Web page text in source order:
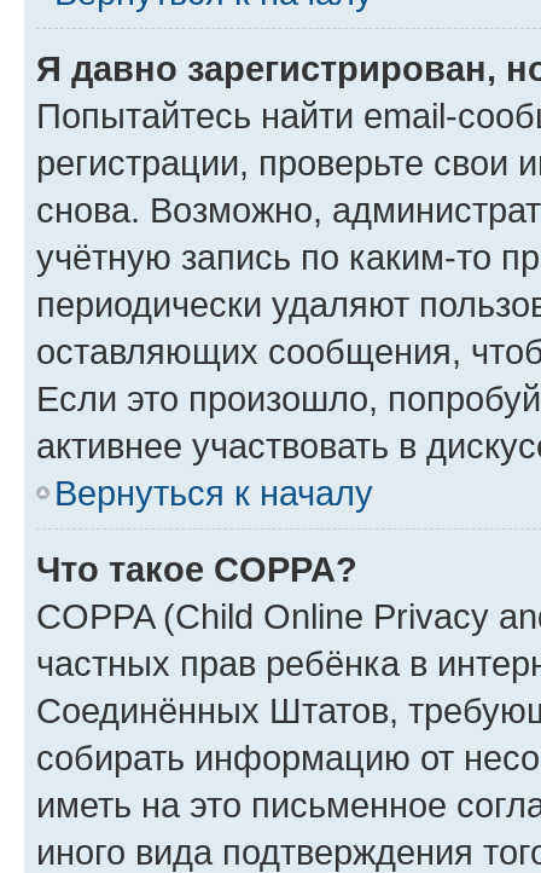
Я давно зарегистрирован,
Попытайтесь найти email-
регистрации, проверьте свои
снова. Возможно,
учётную запись по каким-то
периодически удаляют
оставляющих сообщения,
Если это произошло,
активнее участвовать в
Вернуться к началу
Что такое COPPA?
COPPA (Child Online Privacy
частных прав ребёнка в
Соединённых Штатов,
собирать информацию от
иметь на это письменное
иного вида подтверждения